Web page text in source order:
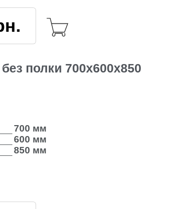
полки 700х600х850
700 мм
600 мм
850 мм